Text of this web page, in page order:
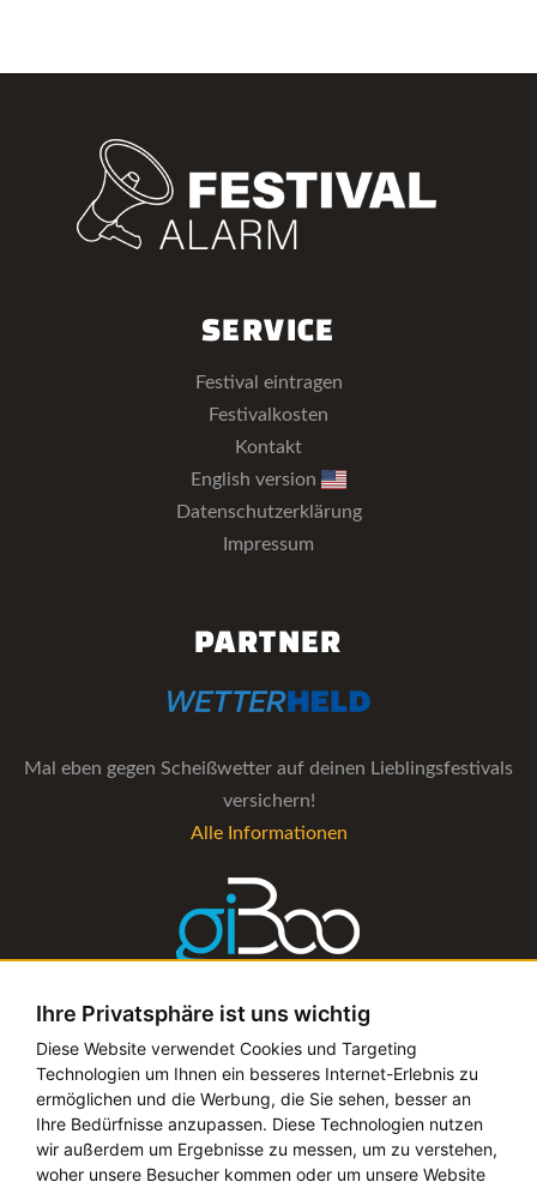
Ihre Privatsphäre ist uns wichtig
Diese Website verwendet Cookies und Targeting
Technologien um Ihnen ein besseres Internet-Erlebnis zu
ermöglichen und die Werbung, die Sie sehen, besser an
Ihre Bedürfnisse anzupassen. Diese Technologien nutzen
wir außerdem um Ergebnisse zu messen, um zu verstehen,
woher unsere Besucher kommen oder um unsere Website
SERVICE
Festival eintragen
Festivalkosten
Kontakt
English version
Datenschutzerklärung
Impressum
PARTNER
Mal eben gegen Scheißwetter auf deinen Lieblingsfestivals
versichern!
Alle Informationen
Die Verwaltungs-Software für alle Künstler- und
Bookingagenturen
Alle Informationen